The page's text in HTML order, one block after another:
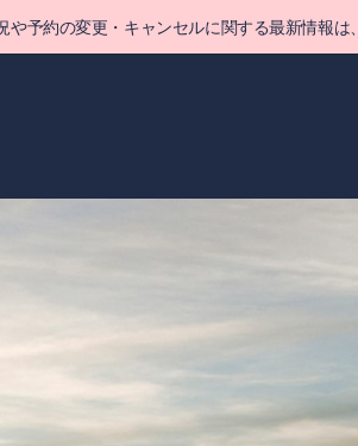
予約の変更・キャンセルに関する最新情報は、